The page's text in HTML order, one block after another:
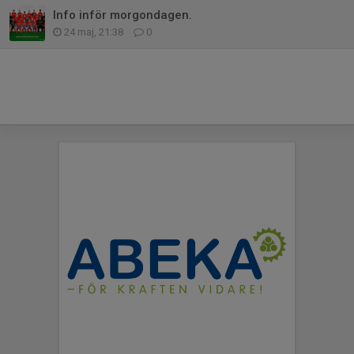
Info inför morgondagen.
24 maj, 21:38 0